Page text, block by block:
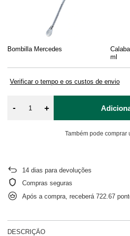
Bombilla Mercedes
ml
Verificar o tempo e os custos de envio
- +
Também pode comprar
14 dias para devoluções
Compras seguras
Após a compra, receberá 722.67
DESCRIÇÃO